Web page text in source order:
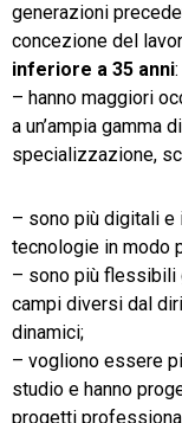
generazioni
concezione del
inferiore a 35 anni:
– hanno maggiori
a un’ampia gamma
specializzazione,
– sono più digitali e
tecnologie in modo
– sono più flessibili
campi diversi dal
dinamici;
– vogliono essere
studio e hanno
progetti